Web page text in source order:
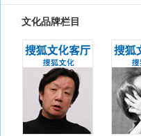
文化品牌栏目